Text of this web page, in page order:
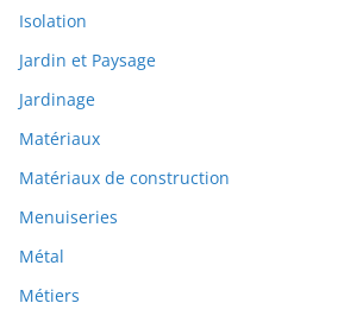
Isolation
Jardin et Paysage
Jardinage
Matériaux
Matériaux de construction
Menuiseries
Métal
Métiers